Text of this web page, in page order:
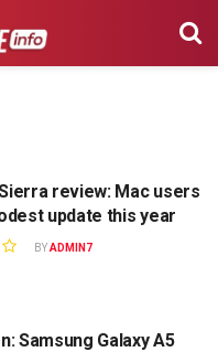
review: Mac users
update this year
BYADMIN7
Samsung Galaxy A5